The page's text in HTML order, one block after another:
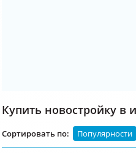
Купить новостройку в
Сортировать по: Популярности